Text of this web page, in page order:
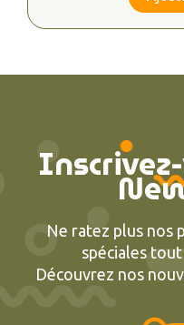
Ne ratez plus nos
spéciales tout
Découvrez nos